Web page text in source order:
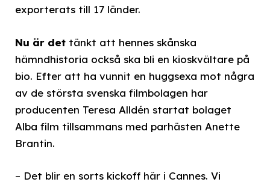
exporterats till 17 länder.
Nu är det tänkt att hennes skånska
hämndhistoria också ska bli en kioskvältare på
bio. Efter att ha vunnit en huggsexa mot några
av de största svenska filmbolagen har
producenten Teresa Alldén startat bolaget
Alba film tillsammans med parhästen Anette
Brantin.
– Det blir en sorts kickoff här i Cannes. Vi